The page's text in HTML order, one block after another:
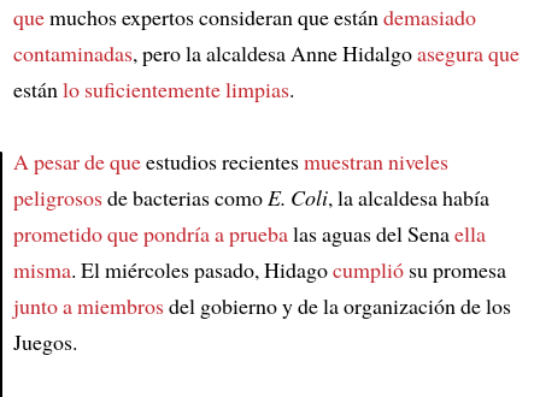
quemuchos expertos consideran que están demasiado
contaminadas, pero la alcaldesa Anne Hidalgoasegura que
están lo suficientemente limpias.
A pesar de queestudios recientesmuestran niveles
peligrososde bacterias como E. Coli, la alcaldesa había
prometido que pondría a pruebalas aguas del Senaella
misma. El miércoles pasado, Hidagocumpliósu promesa
junto a miembrosdel gobierno y de la organización de los
Juegos.